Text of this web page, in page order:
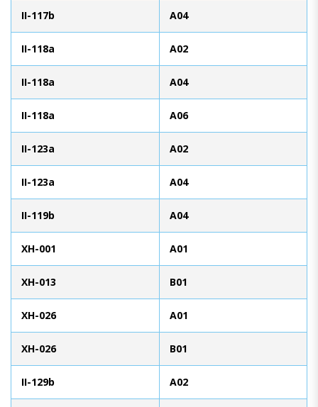
II-117b A04
II-118a A02
II-118a A04
II-118a A06
II-123a A02
II-123a A04
II-119b A04
XH-001 A01
XH-013 B01
XH-026 A01
XH-026 B01
II-129b A02